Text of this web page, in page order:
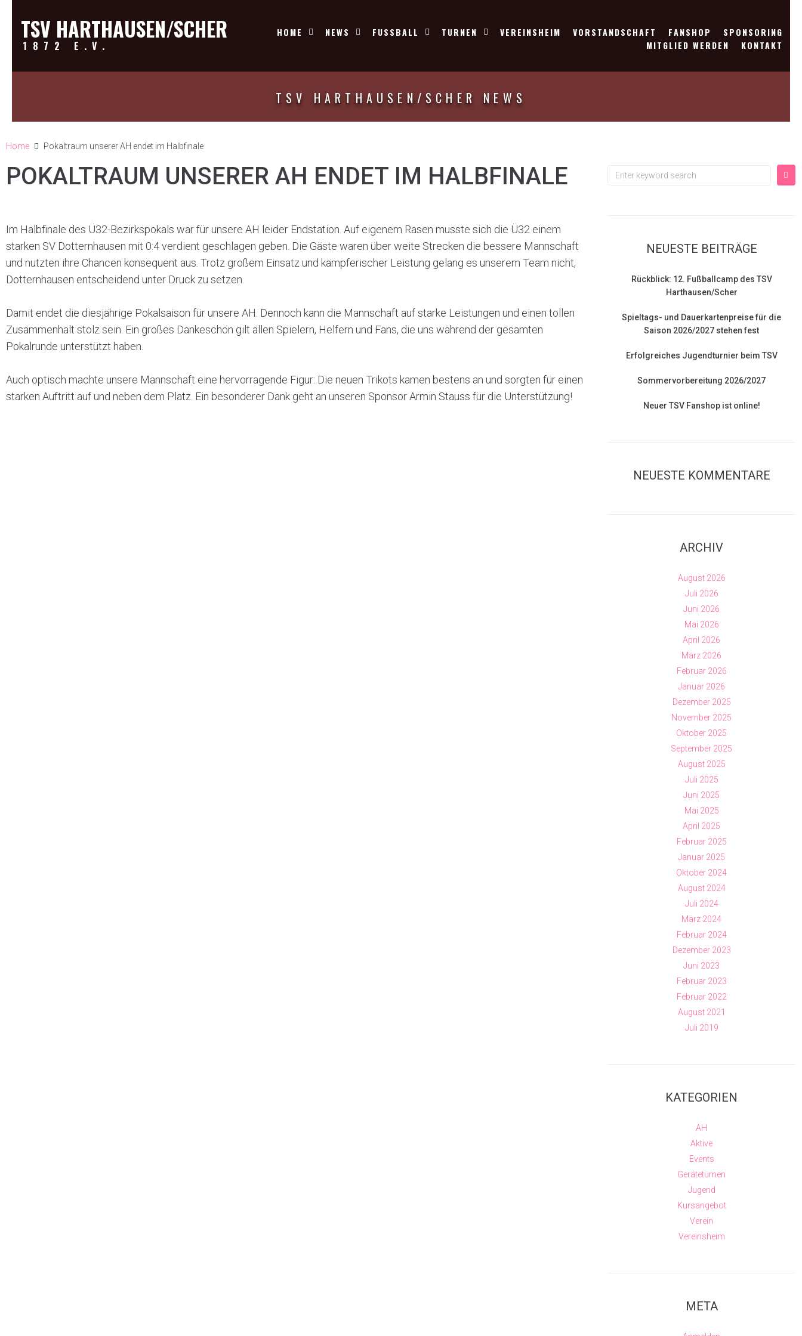
TSV HARTHAUSEN/SCHER
1872 E.V.
HOME NEWS FUSSBALL TURNEN VEREINSHEIM VORSTANDSCHAFT FANSHOP
SPONSORING
MITGLIED WERDEN
KONTAKT
TSV HARTHAUSEN/SCHER NEWS
Home Pokaltraum unserer AH endet im Halbfinale
POKALTRAUM UNSERER AH ENDET IM HALBFINALE
Im Halbfinale des Ü32-Bezirkspokals war für unsere AH leider Endstation. Auf eigenem Rasen musste sich die Ü32 einem
starken SV Dotternhausen mit 0:4 verdient geschlagen geben. Die Gäste waren über weite Strecken die bessere Mannschaft
und nutzten ihre Chancen konsequent aus. Trotz großem Einsatz und kämpferischer Leistung gelang es unserem Team nicht,
Dotternhausen entscheidend unter Druck zu setzen.
Damit endet die diesjährige Pokalsaison für unsere AH. Dennoch kann die Mannschaft auf starke Leistungen und einen tollen
Zusammenhalt stolz sein. Ein großes Dankeschön gilt allen Spielern, Helfern und Fans, die uns während der gesamten
Pokalrunde unterstützt haben.
Auch optisch machte unsere Mannschaft eine hervorragende Figur: Die neuen Trikots kamen bestens an und sorgten für einen
starken Auftritt auf und neben dem Platz. Ein besonderer Dank geht an unseren Sponsor Armin Stauss für die Unterstützung!
NEUESTE BEITRÄGE
Rückblick: 12. Fußballcamp des TSV
Harthausen/Scher
Spieltags- und Dauerkartenpreise für die
Saison 2026/2027 stehen fest
Erfolgreiches Jugendturnier beim TSV
Sommervorbereitung 2026/2027
Neuer TSV Fanshop ist online!
NEUESTE KOMMENTARE
ARCHIV
August 2026
Juli 2026
Juni 2026
Mai 2026
April 2026
März 2026
Februar 2026
Januar 2026
Dezember 2025
November 2025
Oktober 2025
September 2025
August 2025
Juli 2025
Juni 2025
Mai 2025
April 2025
Februar 2025
Januar 2025
Oktober 2024
August 2024
Juli 2024
März 2024
Februar 2024
Dezember 2023
Juni 2023
Februar 2023
Februar 2022
August 2021
Juli 2019
KATEGORIEN
AH
Aktive
Events
Geräteturnen
Jugend
Kursangebot
Verein
Vereinsheim
META